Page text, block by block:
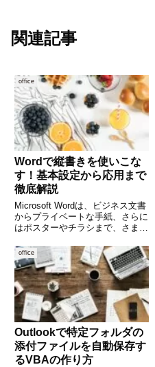
関連記事
office
Wordで縦書きを使いこな
す！基本設定から応用まで
徹底解説
Microsoft Wordは、ビジネス文書
からプライベートな手紙、さらに
はポスターやチラシまで、さまざ
ソフトです。中でも、日本語文書
では「縦書き」が求められる場面
も多く、履歴書や案内状、論文な
どで使われること
office
Outlookで特定フォルダの
添付ファイルを自動保存す
るVBAの作り方